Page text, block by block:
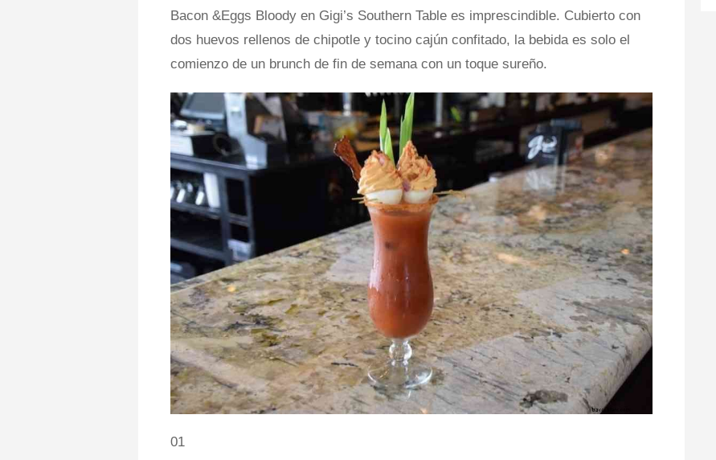
Bacon &Eggs Bloody en Gigi’s Southern Table es imprescindible. Cubierto con
dos huevos rellenos de chipotle y tocino cajún confitado, la bebida es solo el
comienzo de un brunch de fin de semana con un toque sureño.
01